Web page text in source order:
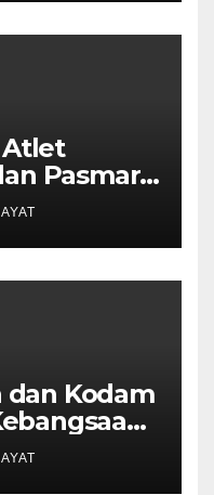
Atlet
Pasmar
dan
dan Kodam